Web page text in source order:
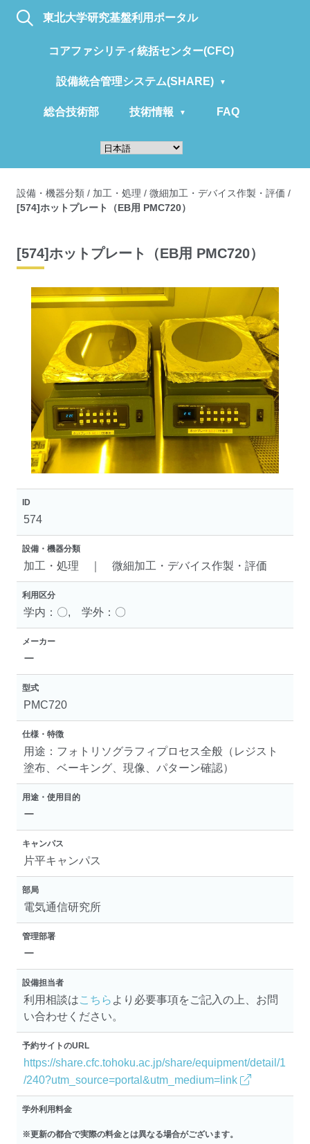
東北大学研究基盤利用ポータル
コアファシリティ統括センター(CFC)
設備統合管理システム(SHARE)
総合技術部 技術情報 FAQ
設備・機器分類 / 加工・処理 / 微細加工・デバイス作製・評価 /
[574]ホットプレート（EB用 PMC720）
[574]ホットプレート（EB用 PMC720）
ID
574
設備・機器分類
加工・処理 ｜ 微細加工・デバイス作製・評価
利用区分
学内：〇, 学外：〇
メーカー
ー
型式
PMC720
仕様・特徴
用途：フォトリソグラフィプロセス全般（レジスト
塗布、ベーキング、現像、パターン確認）
用途・使用目的
ー
キャンパス
片平キャンパス
部局
電気通信研究所
管理部署
ー
設備担当者
利用相談はこちら より必要事項をご記入の上、お問
い合わせください。
予約サイトのURL
https://share.cfc.tohoku.ac.jp/share/equipment/detail/1
/240?utm_source=portal&utm_medium=link
学外利用料金
※更新の都合で実際の料金とは異なる場合がございます。